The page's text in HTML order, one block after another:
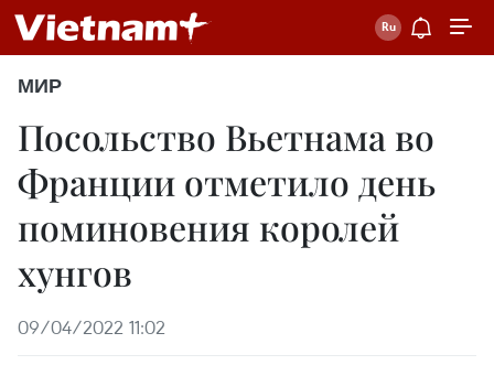
МИР
Посольство Вьетнама во
Франции отметило день
поминовения королей
хунгов
09/04/2022 11:02